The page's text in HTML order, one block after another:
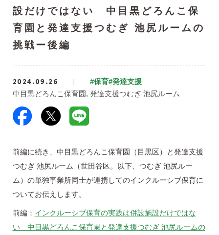
設だけではない 中目黒どろんこ保
育園と発達支援つむぎ 池尻ルームの
挑戦ー後編
2024.09.26 #保育#発達支援
中目黒どろんこ保育園 発達支援つむぎ 池尻ルーム
前編に続き、中目黒どろんこ保育園（目黒区）と発達支援
つむぎ 池尻ルーム（世田谷区。以下、つむぎ 池尻ルー
ム）の単独事業所同士が連携してのインクルーシブ保育に
ついてお伝えします。
前編： インクルーシブ保育の実践は併設施設だけではな
い 中目黒どろんこ保育園と発達支援つむぎ 池尻ルームの